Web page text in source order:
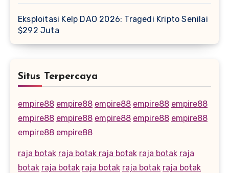
Eksploitasi Kelp DAO 2026: Tragedi Kripto Senilai
$292 Juta
Situs Terpercaya
empire88 empire88 empire88 empire88 empire88
empire88 empire88 empire88 empire88 empire88
empire88 empire88
raja botak raja botak raja botak raja botak raja
botak raja botak raja botak raja botak raja botak